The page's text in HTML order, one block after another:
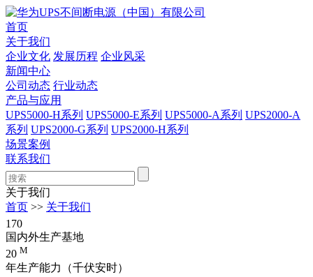
首页
关于我们
企业文化 发展历程 企业风采
新闻中心
公司动态 行业动态
产品与应用
UPS5000-H系列 UPS5000-E系列 UPS5000-A系列 UPS2000-A
系列 UPS2000-G系列 UPS2000-H系列
场景案例
联系我们
关于我们
首页 >> 关于我们
170
国内外生产基地
20 M
年生产能力（千伏安时）